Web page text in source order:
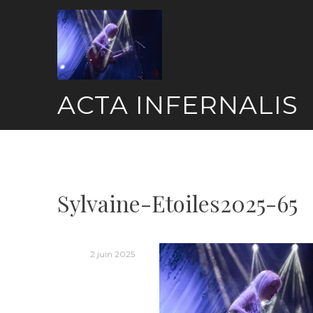
ACTA INFERNALIS
Sylvaine-Etoiles2025-65
2 juin 2025